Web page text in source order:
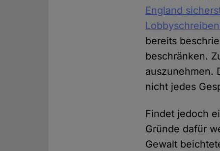
England
bereits
beschränken.
auszunehmen.
nicht jedes
Findet jedoch
Gründe dafür
Gewalt